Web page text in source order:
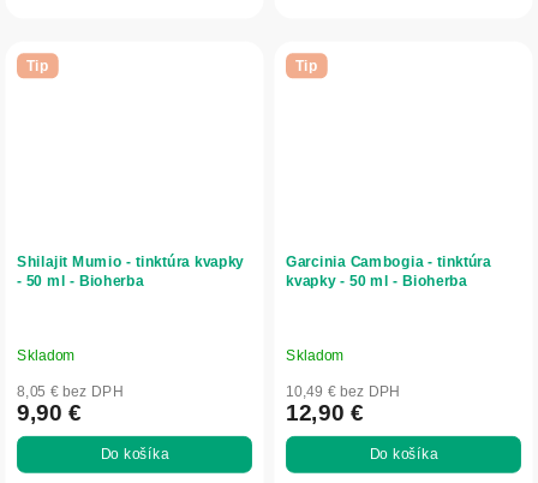
Tip
Shilajit Mumio - tinktúra kvapky
- 50 ml - Bioherba
Skladom
8,05 € bez DPH
9,90 €
Do košíka
Tip
Garcinia Cambogia - tinktúra
kvapky - 50 ml - Bioherba
Skladom
10,49 € bez DPH
12,90 €
Do košíka